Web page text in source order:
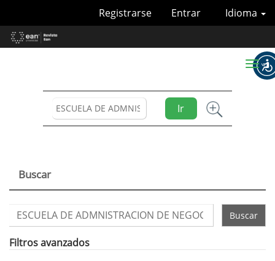
Contenido
principal
Idioma
Registrarse Entrar
Ir
Toggle
Buscar
Buscar
artículos
por
Filtros avanzados